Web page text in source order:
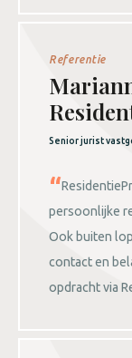
Referentie
Senior jurist
persoonlijke
Ook buiten
contact en
opdracht via